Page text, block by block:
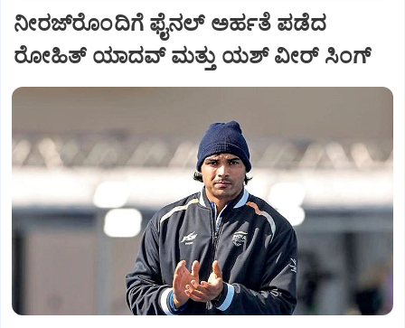
‌ನೀರಜ್‌ರೊಂದಿಗೆ ಫೈನಲ್‌ ಅರ್ಹತೆ ಪಡೆದ
ರೋಹಿತ್ ಯಾದವ್ ಮತ್ತು ಯಶ್ ವೀರ್ ಸಿಂಗ್